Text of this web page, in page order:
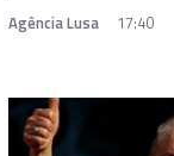
Agência Lusa 17:40